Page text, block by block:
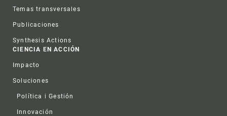
Temas transversales
Publicaciones
Synthesis Actions
CIENCIA EN ACCIÓN
Impacto
Soluciones
Política i Gestión
Innovación